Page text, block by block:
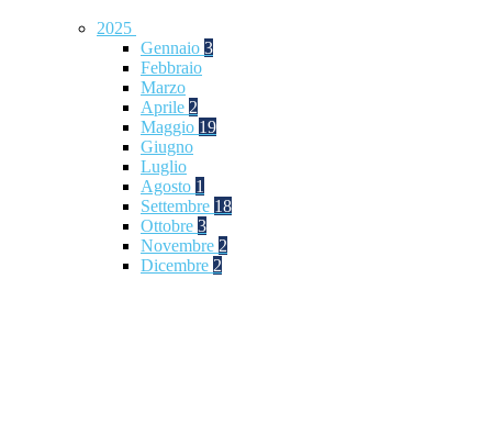
2025
Gennaio 3
Febbraio
Marzo
Aprile 2
Maggio 19
Giugno
Luglio
Agosto 1
Settembre 18
Ottobre 3
Novembre 2
Dicembre 2